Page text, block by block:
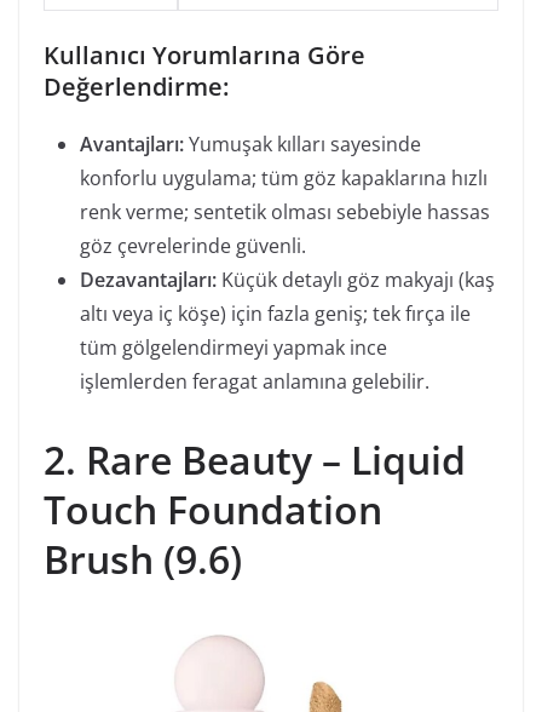
Kullanıcı Yorumlarına Göre
Değerlendirme:
Avantajları:Yumuşak kılları sayesinde
konforlu uygulama; tüm göz kapaklarına hızlı
renk verme; sentetik olması sebebiyle hassas
göz çevrelerinde güvenli.
Dezavantajları: Küçük detaylı göz makyajı (kaş
altı veya iç köşe) için fazla geniş; tek fırça ile
tüm gölgelendirmeyi yapmak ince
işlemlerden feragat anlamına gelebilir.
2. Rare Beauty – Liquid
Touch Foundation
Brush (9.6)